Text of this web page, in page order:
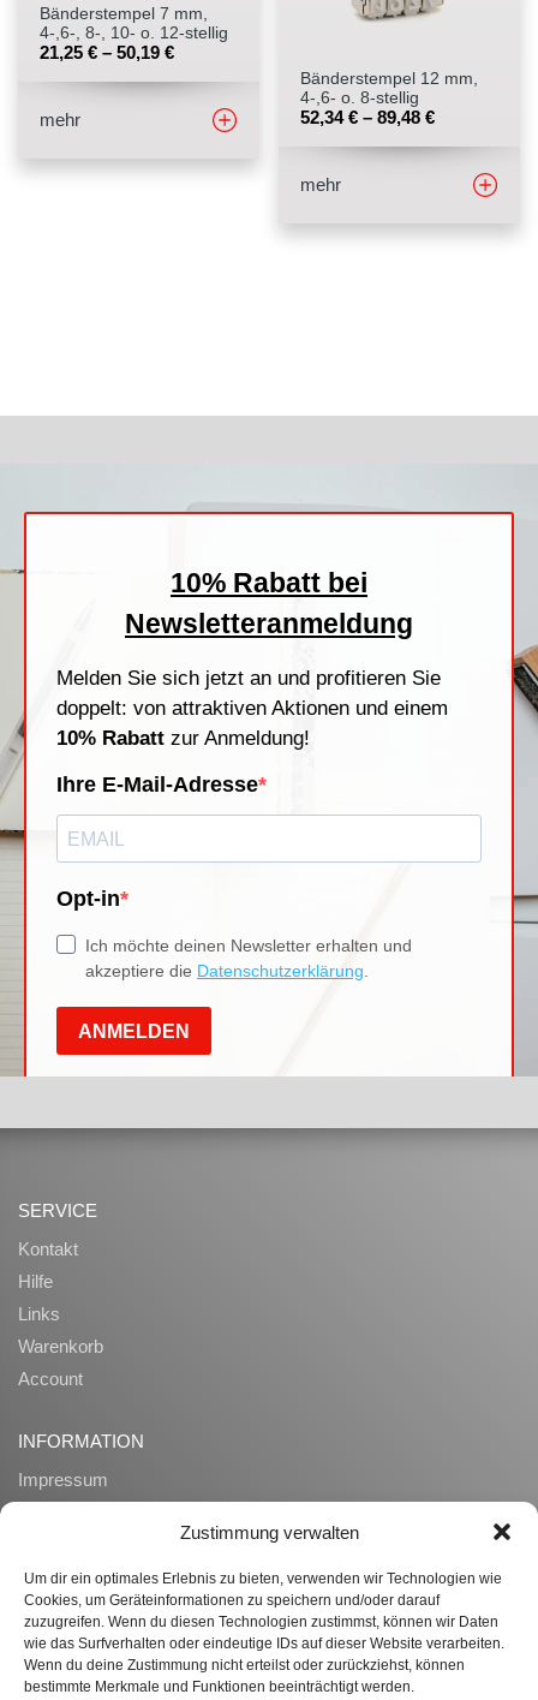
Zustimmung verwalten
Um dir ein optimales Erlebnis zu bieten, verwenden wir Technologien wie
Cookies, um Geräteinformationen zu speichern und/oder darauf
zuzugreifen. Wenn du diesen Technologien zustimmst, können wir Daten
wie das Surfverhalten oder eindeutige IDs auf dieser Website verarbeiten.
Wenn du deine Zustimmung nicht erteilst oder zurückziehst, können
bestimmte Merkmale und Funktionen beeinträchtigt werden.
Bänderstempel 7 mm,
4-,6-, 8-, 10- o. 12-stellig
21,25 € – 50,19 €
mehr
Bänderstempel 12 mm,
4-,6- o. 8-stellig
52,34€ –89,48€
mehr
SERVICE
Kontakt
Hilfe
Links
Warenkorb
Account
INFORMATION
Impressum
Zahlung und Lieferung
Widerrufsrecht
Ueber uns